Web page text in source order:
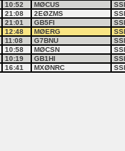
10:52 MØCUS
21:08 2EØZMS
21:01 GB5FI
12:48 MØERG
11:08 G7BNU
10:58 MØCSN
10:19 GB1HI
16:41 MXØNRC